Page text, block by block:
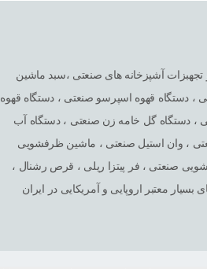
آلات و تجهبزات آشپزخانه های صنعتی ،سبد ماشین
دستگاه قهوه اسپرسو صنعتی ، دستگاه قهوه
، دستگاه گل خامه زن صنعتی ، دستگاه آب
، وان استیل صنعتی ، ماشین ظرفشویی
صنعتی ، فر پیتزا ریلی ، قرص رشنال ،
معتبر اروپایی و آمریکایی در ایران